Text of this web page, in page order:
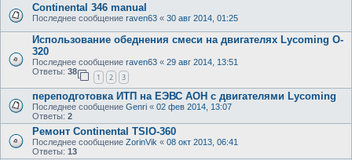
Continental 346 manual
Последнее сообщение raven63 « 30 авг 2014, 01:25
Использование обеднения смеси на двигателях Lycoming O-
320
Последнее сообщение raven63 « 29 авг 2014, 13:51
Ответы: 38
1 2 3
переподготовка ИТП на ЕЭВС АОН с двигателями Lycoming
Последнее сообщение Genri « 02 фев 2014, 13:07
Ответы: 2
Ремонт Continental TSIO-360
Последнее сообщение ZorinVik « 08 окт 2013, 06:41
Ответы: 13